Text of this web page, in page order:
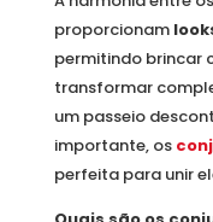
proporcionam
permitindo brincar
transformar
um passeio
importante, os
perfeita para unir